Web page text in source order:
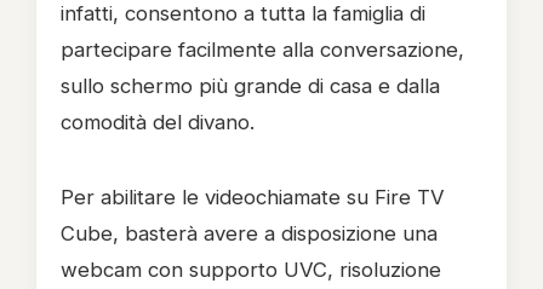
infatti, consentono a tutta la famiglia di
partecipare facilmente alla conversazione,
sullo schermo più grande di casa e dalla
comodità del divano.
Per abilitare le videochiamate su Fire TV
Cube, basterà avere a disposizione una
webcam con supporto UVC, risoluzione